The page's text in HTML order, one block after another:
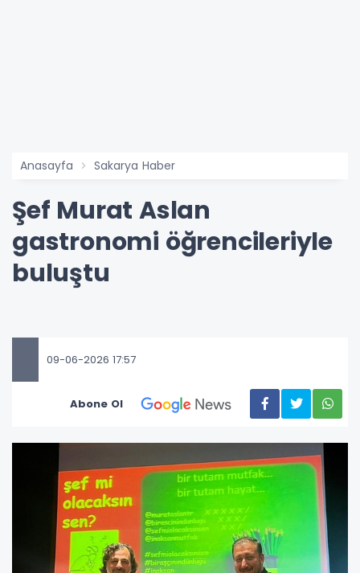
Anasayfa Sakarya Haber
Şef Murat Aslan
gastronomi öğrencileriyle
buluştu
09-06-2026 17:57
Abone Ol